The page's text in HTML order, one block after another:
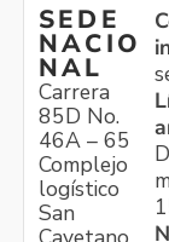
SEDE
NACIO
NAL
Carrera
85D No.
46A – 65
Complejo
logístico
San